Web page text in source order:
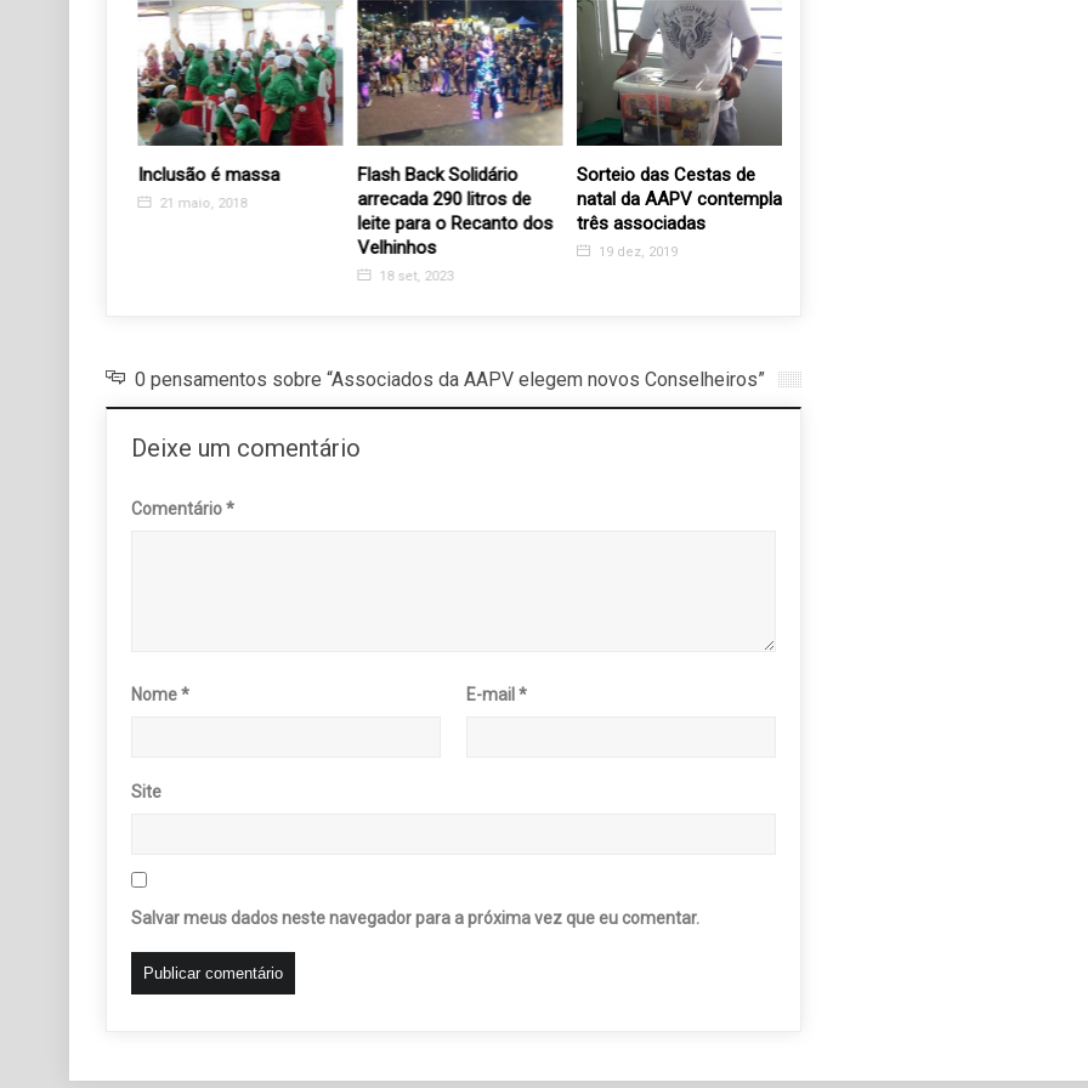
Inclusão é massa
21 maio, 2018
Flash Back Solidário
arrecada 290 litros de
leite para o Recanto dos
Velhinhos
18 set, 2023
Sorteio das Cestas de
natal da AAPV contempla
três associadas
19 dez, 2019
0 pensamentos sobre “Associados da AAPV elegem novos Conselheiros”
Deixe um comentário
Comentário*
Nome* E-mail*
Site
Salvar meus dados neste navegador para a próxima vez que eu comentar.